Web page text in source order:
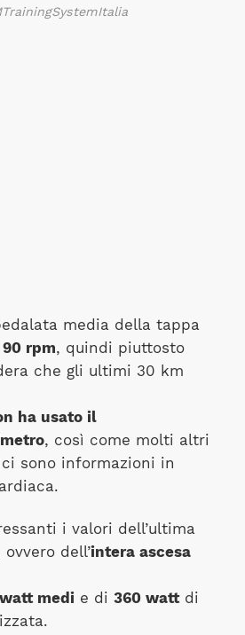
media della tappa
90 rpm, quindi piuttosto
che gli ultimi 30 km
ha usato il
, così come molti altri
ci sono informazioni in
i valori dell’ultima
dell’intera ascesa
medie di 360 wattdi